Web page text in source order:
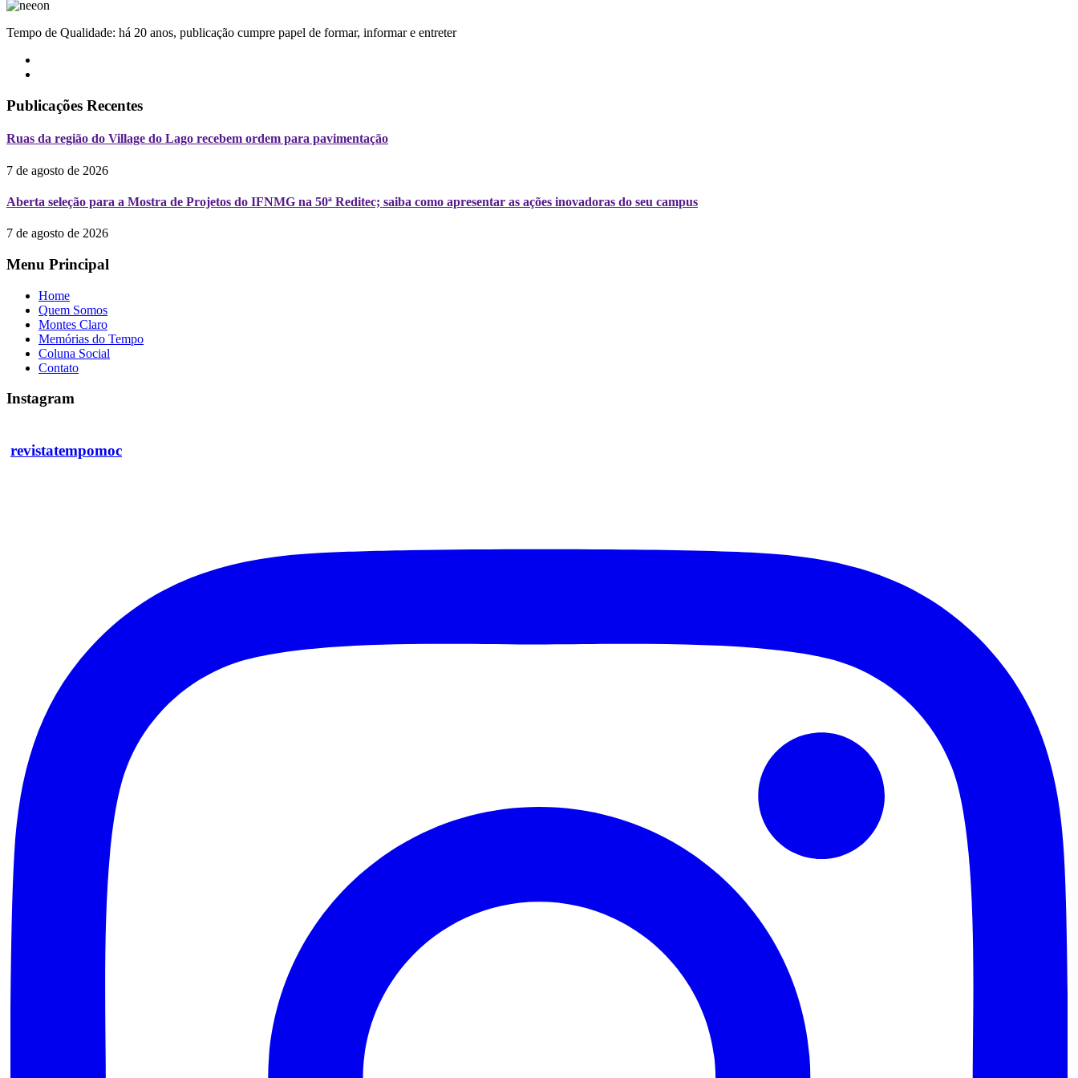
Tempo de Qualidade: há 20 anos, publicação cumpre papel de formar, informar e entreter
Publicações Recentes
Ruas da região do Village do Lago recebem ordem para pavimentação
7 de agosto de 2026
Aberta seleção para a Mostra de Projetos do IFNMG na 50ª Reditec; saiba como apresentar as ações inovadoras do seu campus
7 de agosto de 2026
Menu Principal
Home
Quem Somos
Montes Claro
Memórias do Tempo
Coluna Social
Contato
Instagram
revistatempomoc